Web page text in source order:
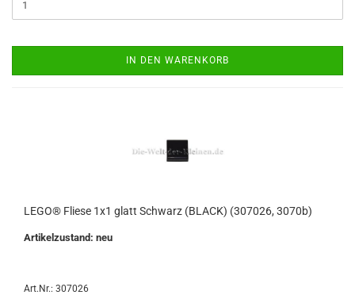
IN DEN WARENKORB
LEGO® Fliese 1x1 glatt Schwarz (BLACK) (307026, 3070b)
Artikelzustand: neu
Art.Nr.: 307026